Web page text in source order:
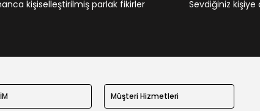
kişiselleştirilmiş parlak fikirler Sevdiğiniz
Müşteri Hizmetleri